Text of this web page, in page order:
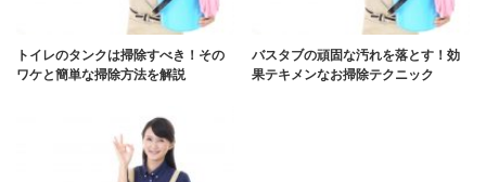
トイレのタンクは掃除すべき！その
ワケと簡単な掃除方法を解説
バスタブの頑固な汚れを落とす！効
果テキメンなお掃除テクニック